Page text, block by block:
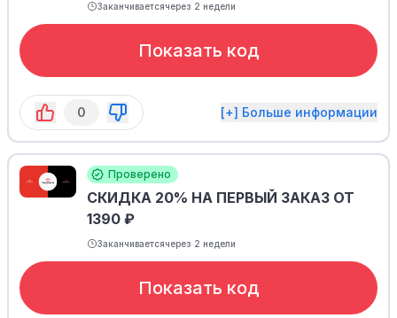
Заканчиваетсячерез 2 недели
Показать код
0 [+] Больше информации
Проверено
СКИДКА 20% НА ПЕРВЫЙ ЗАКАЗ ОТ
1390 ₽
Заканчиваетсячерез 2 недели
Показать код